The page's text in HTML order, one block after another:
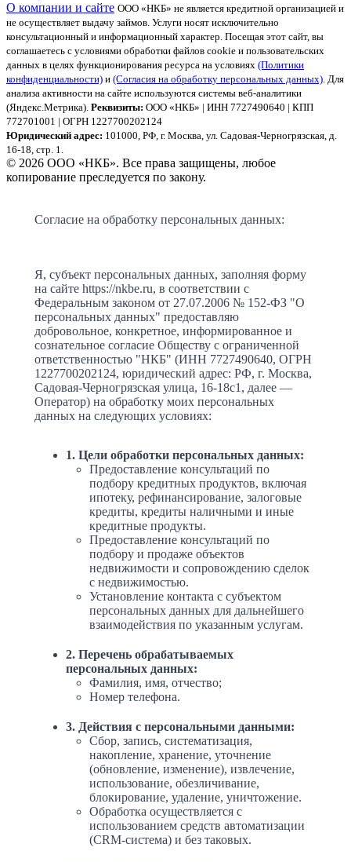
О компании и сайте ООО «НКБ» не является кредитной организацией и
не осуществляет выдачу займов. Услуги носят исключительно
консультационный и информационный характер. Посещая этот сайт, вы
соглашаетесь с условиями обработки файлов cookie и пользовательских
данных в целях функционирования ресурса на условиях (Политики
конфиденциальности) и (Согласия на обработку персональных данных). Для
анализа активности на сайте используются системы веб-аналитики
(Яндекс.Метрика). Реквизиты: ООО «НКБ» | ИНН 7727490640 | КПП
772701001 | ОГРН 1227700202124
Юридический адрес: 101000, РФ, г. Москва, ул. Садовая-Черногрязская, д.
16-18, стр. 1.
© 2026 ООО «НКБ». Все права защищены, любое
копирование преследуется по закону.
Согласие на обработку персональных данных:
Я, субъект персональных данных, заполняя форму
на сайте https://nkbe.ru, в соответствии с
Федеральным законом от 27.07.2006 № 152-ФЗ "О
персональных данных" предоставляю
добровольное, конкретное, информированное и
сознательное согласие Обществу с ограниченной
ответственностью "НКБ" (ИНН 7727490640, ОГРН
1227700202124, юридический адрес: РФ, г. Москва,
Садовая-Черногрязская улица, 16-18с1, далее —
Оператор) на обработку моих персональных
данных на следующих условиях:
1. Цели обработки персональных данных:
Предоставление консультаций по
подбору кредитных продуктов, включая
ипотеку, рефинансирование, залоговые
кредиты, кредиты наличными и иные
кредитные продукты.
Предоставление консультаций по
подбору и продаже объектов
недвижимости и сопровождению сделок
с недвижимостью.
Установление контакта с субъектом
персональных данных для дальнейшего
взаимодействия по указанным услугам.
2. Перечень обрабатываемых
персональных данных:
Фамилия, имя, отчество;
Номер телефона.
3. Действия с персональными данными:
Сбор, запись, систематизация,
накопление, хранение, уточнение
(обновление, изменение), извлечение,
использование, обезличивание,
блокирование, удаление, уничтожение.
Обработка осуществляется с
использованием средств автоматизации
(CRM-система) и без таковых.